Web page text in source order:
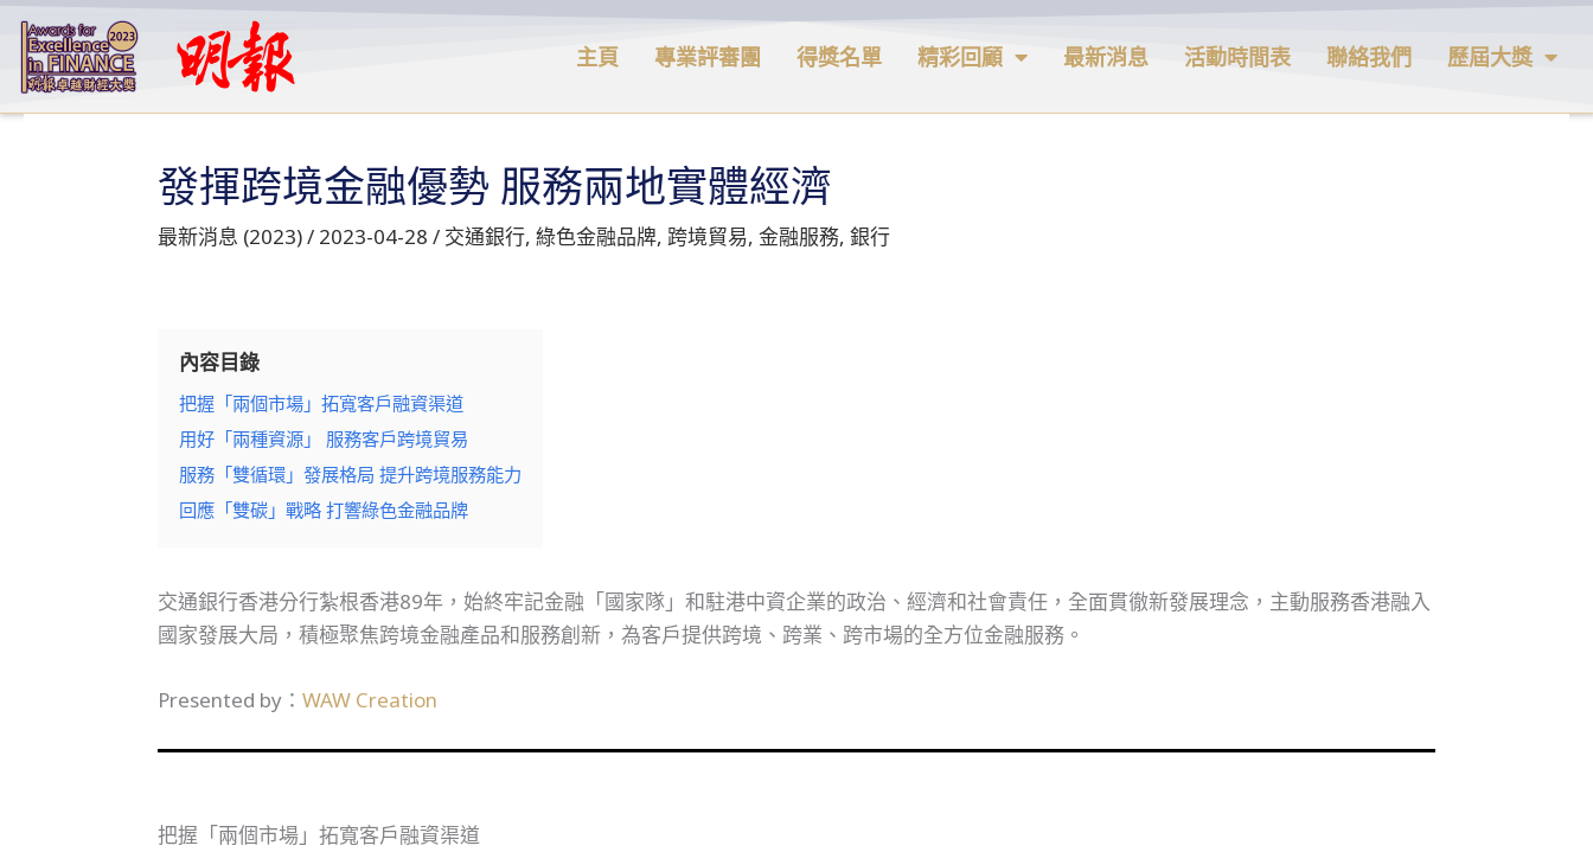
要
主頁 專業評審團 得獎名單 精彩回顧 最新消息 活動時間表 聯絡我們 歷屆大獎
發揮跨境金融優勢 服務兩地實體經濟
最新消息 (2023)/ 2023-04-28/ 交通銀行,綠色金融品牌, 跨境貿易,金融服務,銀行
內容目錄
把握「兩個市場」拓寬客戶融資渠道
用好「兩種資源」 服務客戶跨境貿易
服務「雙循環」發展格局 提升跨境服務能力
回應「雙碳」戰略 打響綠色金融品牌
交通銀行香港分行紮根香港89年，始終牢記金融「國家隊」和駐港中資企業的政治、經濟和社會責任，全面貫徹新發展理念，主動服務香港融入
國家發展大局，積極聚焦跨境金融產品和服務創新，為客戶提供跨境、跨業、跨市場的全方位金融服務。
Presented by：WAW Creation
把握「兩個市場」拓寬客戶融資渠道